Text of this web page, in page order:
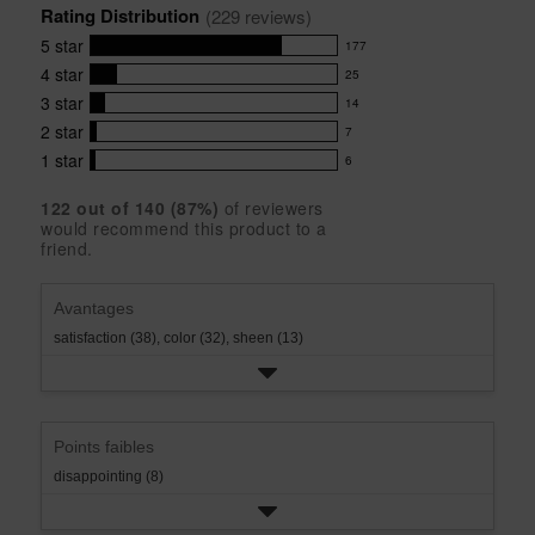
for
this
product:
4.6
out
of
5
stars
Rating Distribution (229 reviews)
5 star 177
177
reviews
with
5
star
rating.
4 star 25
25
reviews
with
4
rating.
3 star 14
14
reviews
with
star
rating.
2 star 7
7
reviews
2
star
rating.
1 star 6
6
with
1
122 out of 140 (87%) of reviewers
would recommend this product to a
friend.
Avantages
satisfaction (38), color (32), sheen (13)
Points faibles
disappointing (8)